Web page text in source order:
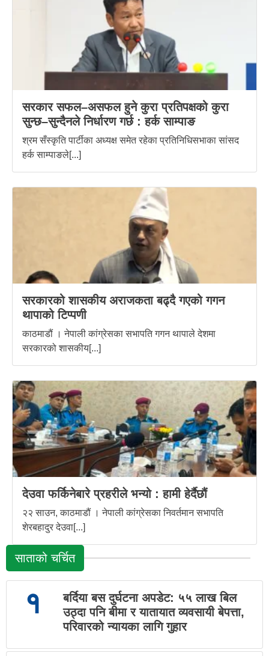
सरकार सफल–असफल हुने कुरा प्रतिपक्षको कुरा
सुन्छ–सुन्दैनले निर्धारण गर्छ : हर्क साम्पाङ
श्रम सँस्कृति पार्टीका अध्यक्ष समेत रहेका प्रतिनिधिसभाका सांसद
हर्क साम्पाङले[...]
सरकारको शासकीय अराजकता बढ्दै गएको गगन
थापाको टिप्पणी
काठमाडौं । नेपाली कांग्रेसका सभापति गगन थापाले देशमा
सरकारको शासकीय[...]
देउवा फर्किनेबारे प्रहरीले भन्यो : हामी हेर्दैछौं
२२ साउन, काठमाडौं । नेपाली कांग्रेसका निवर्तमान सभापति
शेरबहादुर देउवा[...]
साताको चर्चित
१
बर्दिया बस दुर्घटना अपडेट: ५५ लाख बिल
उठ्दा पनि बीमा र यातायात व्यवसायी बेपत्ता,
परिवारको न्यायका लागि गुहार